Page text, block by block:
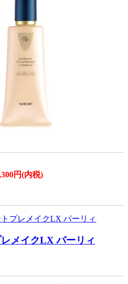
円(内税)
レメイクLX パーリィ